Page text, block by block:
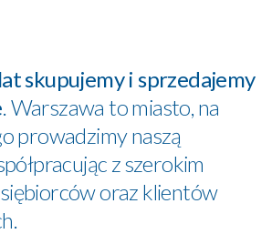
skupujemy i sprzedajemy
. Warszawa to miasto, na
prowadzimy naszą
z szerokim
oraz klientów